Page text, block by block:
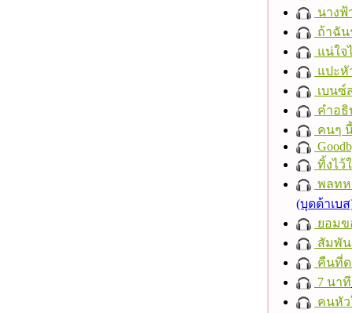
นางฟ้
ถ้าฉัน
แน่ใจ
แปะหั
เบนซ์
คำอธิ
คนๆ
ทิ้งไว้
พลท
(บุดด้าเบ
ยอมข
สัมพั
คืนที่ด
7 นาที
คนหัว